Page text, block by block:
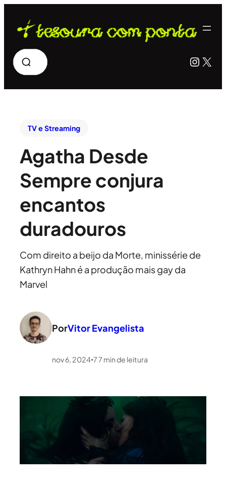
Pesquisar X
TV e Streaming
Agatha Desde
Sempre conjura
encantos
duradouros
Com direito a beijo da Morte, minissérie de
Kathryn Hahn é a produção mais gay da
Marvel
PorVitor Evangelista
nov 6, 2024•77 min de leitura